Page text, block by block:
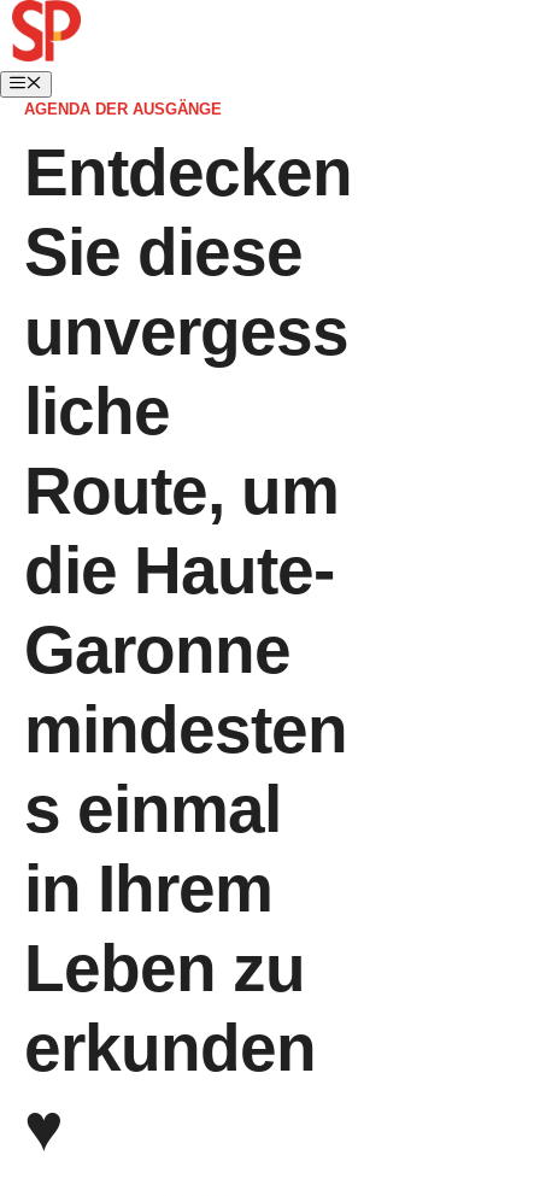
AGENDA DER AUSGÄNGE
Entdecken
Sie diese
unvergess
liche
Route, um
die Haute-
Garonne
mindesten
s einmal
in Ihrem
Leben zu
erkunden
♥️